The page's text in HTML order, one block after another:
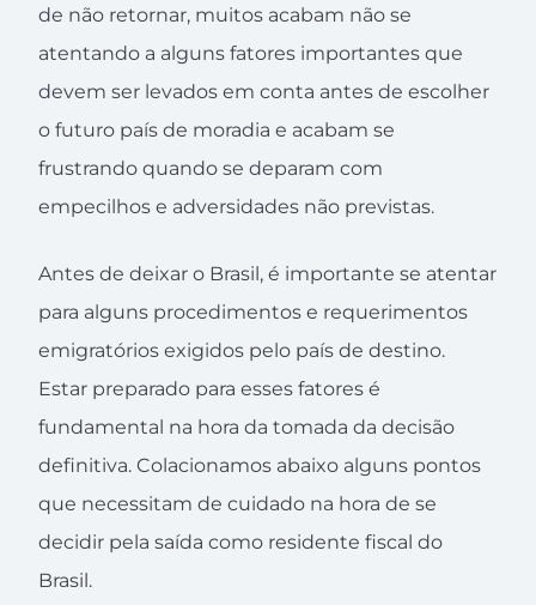
de não retornar, muitos acabam não se
atentando a alguns fatores importantes que
devem ser levados em conta antes de escolher
o futuro país de moradia e acabam se
frustrando quando se deparam com
empecilhos e adversidades não previstas.
Antes de deixar o Brasil, é importante se atentar
para alguns procedimentos e requerimentos
emigratórios exigidos pelo país de destino.
Estar preparado para esses fatores é
fundamental na hora da tomada da decisão
definitiva. Colacionamos abaixo alguns pontos
que necessitam de cuidado na hora de se
decidir pela saída como residente fiscal do
Brasil.